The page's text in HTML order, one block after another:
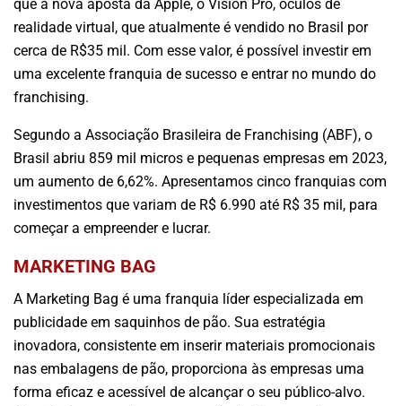
que a nova aposta da Apple, o Vision Pro, óculos de
realidade virtual, que atualmente é vendido no Brasil por
cerca de R$35 mil. Com esse valor, é possível investir em
uma excelente franquia de sucesso e entrar no mundo do
franchising.
Segundo a Associação Brasileira de Franchising (ABF), o
Brasil abriu 859 mil micros e pequenas empresas em 2023,
um aumento de 6,62%. Apresentamos cinco franquias com
investimentos que variam de R$ 6.990 até R$ 35 mil, para
começar a empreender e lucrar.
MARKETING BAG
A Marketing Bag é uma franquia líder especializada em
publicidade em saquinhos de pão. Sua estratégia
inovadora, consistente em inserir materiais promocionais
nas embalagens de pão, proporciona às empresas uma
forma eficaz e acessível de alcançar o seu público-alvo.